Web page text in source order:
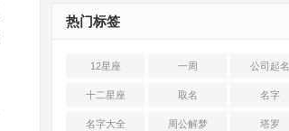
热门标签
12星座 一周 公司起名
十二星座 取名 名字
名字大全 周公解梦 塔罗